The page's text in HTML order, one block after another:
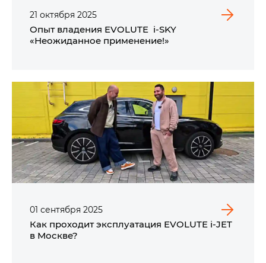
21 октября 2025
Опыт владения EVOLUTE i‑SKY
«Неожиданное применение!»
01 сентября 2025
Как проходит эксплуатация EVOLUTE i‑JET
в Москве?